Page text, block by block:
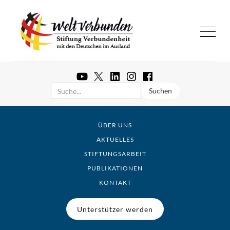
ÜBER UNS
AKTUELLES
STIFTUNGSARBEIT
PUBLIKATIONEN
KONTAKT
Unterstützer werden